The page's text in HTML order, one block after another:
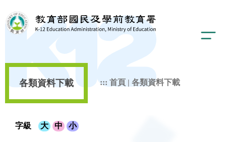
各類資料下載 ::: 首頁 | 各類資料下載
字級 大 中 小